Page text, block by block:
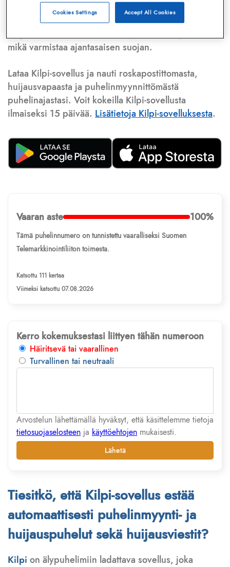
Lisäksi tunnistamme automaattisesti, jos kyseessä on
puhelinhuijarin numero, sähköpostiosoitetai
huijausviesti. Tietokantaamme päivitetään jatkuvasti,
mikä varmistaa ajantasaisen suojan.
Lataa Kilpi-sovellus ja nauti roskapostittomasta,
huijausvapaasta ja puhelinmyynnittömästä
puhelinajastasi. Voit kokeilla Kilpi-sovellusta
ilmaiseksi 15 päivää. Lisätietoja Kilpi-sovelluksesta.
Vaaran aste 100%
Tämä puhelinnumero on tunnistettu vaaralliseksi Suomen
Telemarkkinointiliiton toimesta.
Katsottu 111 kertaa
Viimeksi katsottu 07.08.2026
Kerro kokemuksestasi liittyen tähän numeroon
Häiritsevä tai vaarallinen
Turvallinen tai neutraali
Arvostelun lähettämällä hyväksyt, että käsittelemme tietoja
tietosuojaselosteen ja käyttöehtojen mukaisesti.
Lähetä
Tiesitkö, että Kilpi-sovellus estää
automaattisesti puhelinmyynti- ja
huijauspuhelut sekä huijausviestit?
Kilpi on älypuhelimiin ladattava sovellus, joka
Accept All Cookies
Cookies Settings